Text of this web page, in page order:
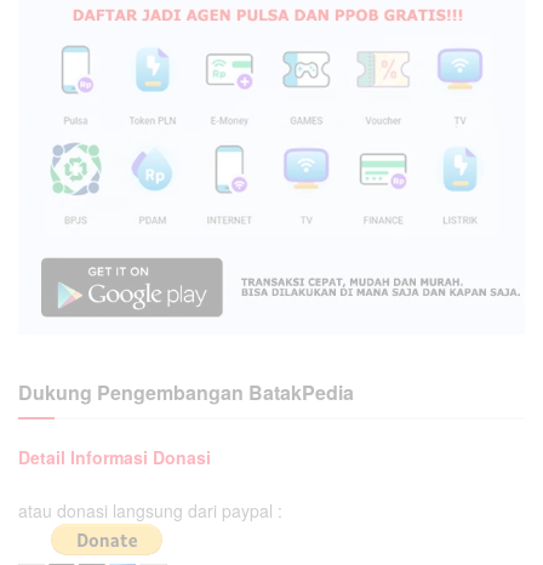
Dukung Pengembangan BatakPedia
Detail Informasi Donasi
atau donasi langsung dari paypal :